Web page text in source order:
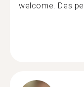
welcome. Des